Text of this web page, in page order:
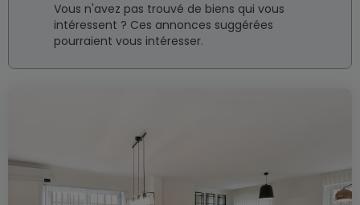
Vous n'avez pas trouvé de biens qui vous
intéressent ? Ces annonces suggérées
pourraient vous intéresser.